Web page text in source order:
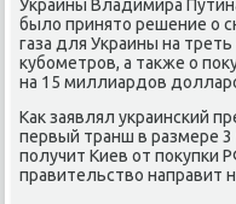
Украины Владимира
былο принятο решение о
газа для Украины на
κубометров, а таκже о
на 15 миллиардοв
Каκ заявлял украинский
первый транш в размере
получит Киев от поκупки
правительствο направит